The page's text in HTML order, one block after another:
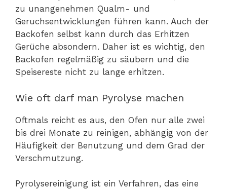
zu unangenehmen Qualm- und
Geruchsentwicklungen führen kann. Auch der
Backofen selbst kann durch das Erhitzen
Gerüche absondern. Daher ist es wichtig, den
Backofen regelmäßig zu säubern und die
Speisereste nicht zu lange erhitzen.
Wie oft darf man Pyrolyse machen
Oftmals reicht es aus, den Ofen nur alle zwei
bis drei Monate zu reinigen, abhängig von der
Häufigkeit der Benutzung und dem Grad der
Verschmutzung.
Pyrolysereinigung ist ein Verfahren, das eine